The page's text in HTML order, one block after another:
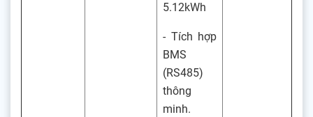
5.12kWh
- Tích hợp
BMS
(RS485)
thông
minh.